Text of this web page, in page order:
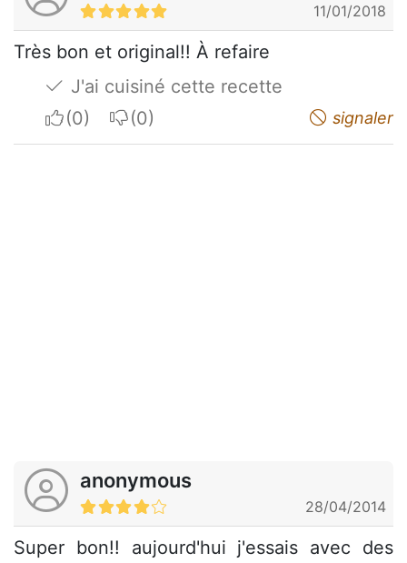
11/01/2018
Très bon et original!! À refaire
J'ai cuisiné cette recette
I apreciateI do not appreciate signaler
anonymous
28/04/2014
Super bon!! aujourd'hui j'essais avec des